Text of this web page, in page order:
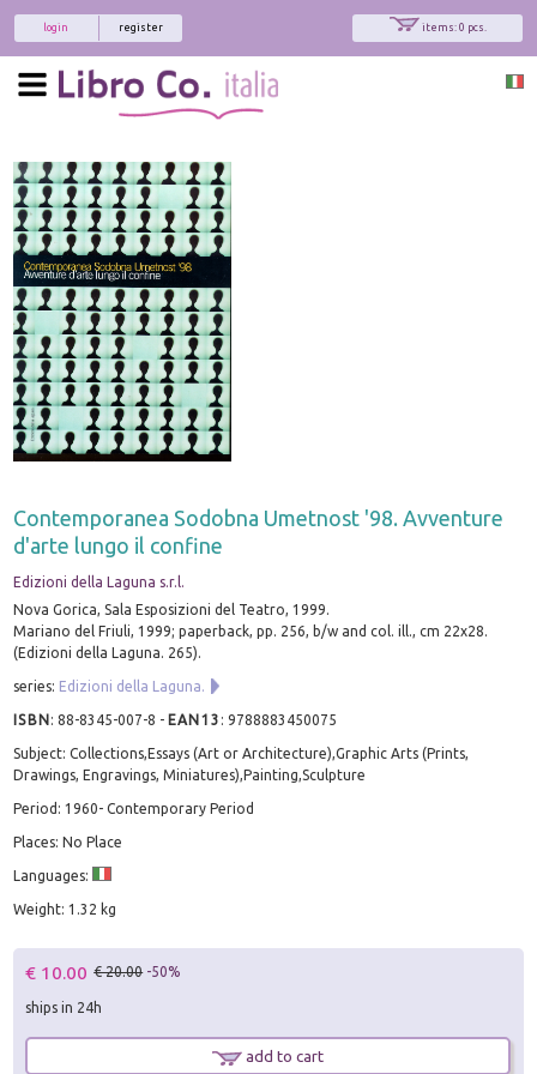
items: 0 pcs.
register
login
Contemporanea Sodobna Umetnost '98. Avventure
d'arte lungo il confine
Edizioni della Laguna s.r.l.
Nova Gorica, Sala Esposizioni del Teatro, 1999.
Mariano del Friuli, 1999; paperback, pp. 256, b/w and col. ill., cm 22x28.
(Edizioni della Laguna. 265).
series: Edizioni della Laguna.
ISBN:88-8345-007-8 - EAN13 :9788883450075
Subject: Collections,Essays (Art or Architecture),Graphic Arts (Prints,
Drawings, Engravings, Miniatures),Painting,Sculpture
Period: 1960- Contemporary Period
Places: No Place
Languages:
Weight: 1.32 kg
€ 10.00 € 20.00 -50%
ships in 24h
add to cart